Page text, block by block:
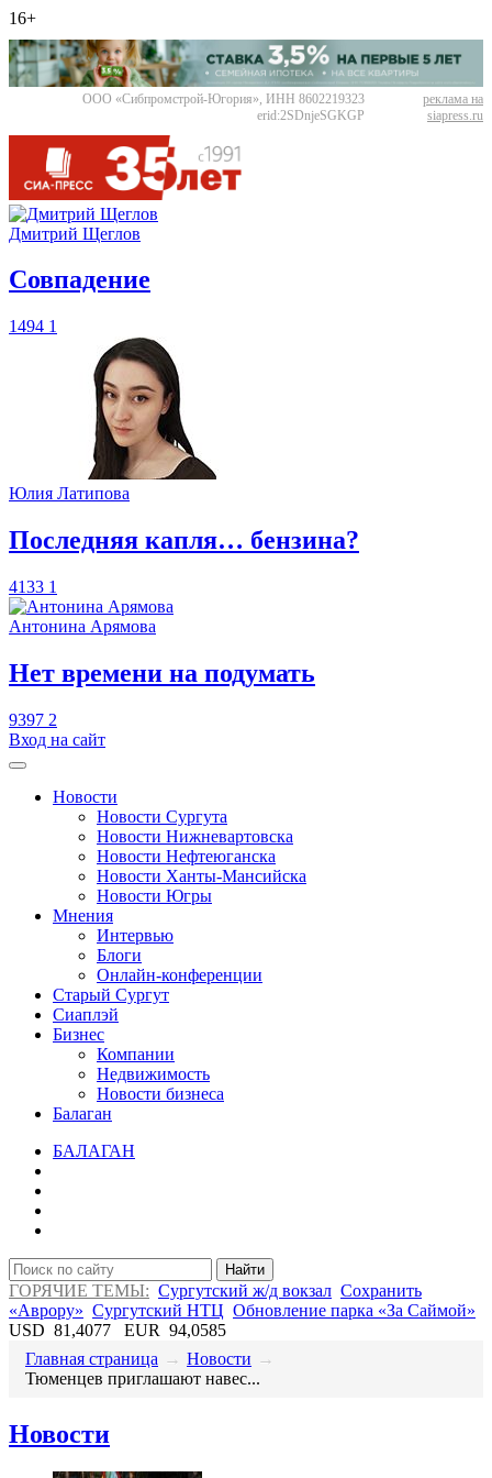
16+
ООО «Сибпромстрой-Югория», ИНН 8602219323
erid:2SDnjeSGKGP
реклама на
siapress.ru
Дмитрий Щеглов
​Совпадение
1494 1
Юлия Латипова
​Последняя капля… бензина?
4133 1
Антонина Арямова
​Нет времени на подумать
9397 2
Вход на сайт
Новости
Новости Сургута
Новости Нижневартовска
Новости Нефтеюганска
Новости Ханты-Мансийска
Новости Югры
Мнения
Интервью
Блоги
Онлайн-конференции
Старый Сургут
Сиаплэй
Бизнес
Компании
Недвижимость
Новости бизнеса
Балаган
БАЛАГАН
Найти
ГОРЯЧИЕ ТЕМЫ: Сургутский ж/д вокзал Сохранить
«Аврору» Сургутский НТЦ Обновление парка «За Саймой»
USD 81,4077 EUR 94,0585
Главная страница → Новости →
​Тюменцев приглашают навес...
Новости